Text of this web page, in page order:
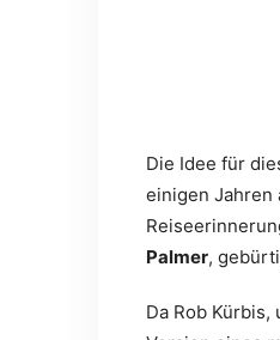
Die Idee für
einigen Jahren
Palmer,
Da Rob